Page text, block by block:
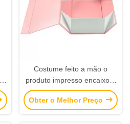
Costume feito a mão o
produto impresso encaixota
o tamanho retangular 330 *
330 * 195mm da forma
Obter o Melhor Preço